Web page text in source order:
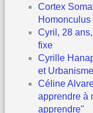
Cortex
Homonculus
Cyril, 28
fixe
Cyrille
et Urbanisme
Céline
apprendre à
apprendre"